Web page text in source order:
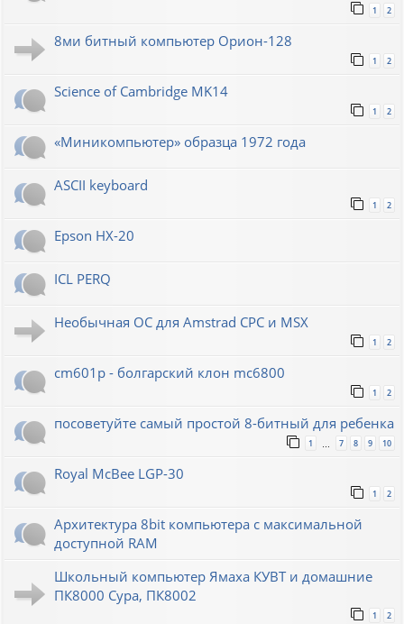
1 2
8ми битный компьютер Орион-128
1 2
Science of Cambridge MK14
1 2
«Миникомпьютер» образца 1972 года
ASCII keyboard
1 2
Epson HX-20
ICL PERQ
Необычная ОС для Amstrad CPC и MSX
1 2
cm601p - болгарский клон mc6800
1 2
посоветуйте самый простой 8-битный для ребенка
1 … 7 8 9 10
Royal McBee LGP-30
1 2
Архитектура 8bit компьютера с максимальной
доступной RAM
Школьный компьютер Ямаха КУВТ и домашние
ПК8000 Сура, ПК8002
1 2